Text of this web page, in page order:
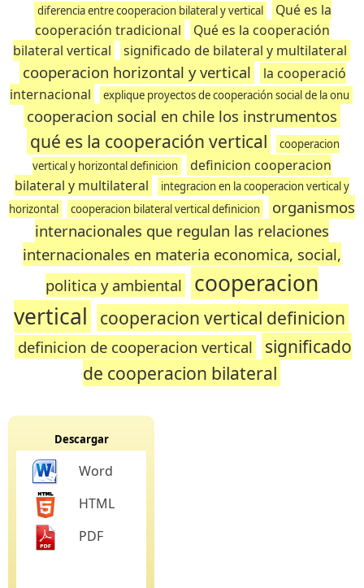
diferencia entre cooperacion bilateral y vertical
Qué es la
cooperación tradicional
Qué es la cooperación
bilateral vertical
significado de bilateral y multilateral
cooperacion horizontal y vertical
la cooperació
internacional
explique proyectos de cooperación social de la onu
cooperacion social en chile los instrumentos
qué es la cooperación vertical
cooperacion
vertical y horizontal definicion
definicion cooperacion
bilateral y multilateral
integracion en la cooperacion vertical y
horizontal
cooperacion bilateral vertical definicion
organismos
internacionales que regulan las relaciones
internacionales en materia economica, social,
politica y ambiental
cooperacion
vertical
cooperacion vertical definicion
definicion de cooperacion vertical
significado
de cooperacion bilateral
Descargar
Word
HTML
PDF